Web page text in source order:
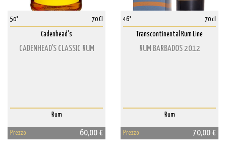
50° 70 Cl
Cadenhead's
CADENHEAD'S CLASSIC RUM
Rum
Prezzo 60,00 €
46° 70 cl
Transcontinental Rum Line
RUM BARBADOS 2012
Rum
Prezzo 70,00 €